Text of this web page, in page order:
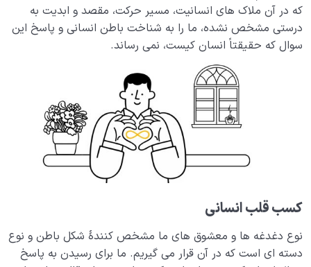
قساوت قلب چیست؛ چرا و چگونه قلب قسی می شود؟
راهکارهای اساسی برای درمان قساوت قلب؛ چگونه قلب مرده
را زنده کنیم؟
بررسی ویژگی 4 نوع قلب در حدیث پیامبر؛ معرفی انواع
مختلف قلب و روح انسانی
خطورات قلبی چیست، چگونه شکل می گیرند و چه نقشی در
نگاه ابدی و آمادگی برای آخرت
از خیال تا سلامت قلب 0/31
که در آن ملاک های انسانیت، مسیر حرکت، مقصد و ابدیت به
درستی مشخص نشده، ما را به شناخت باطن انسانی و پاسخ این
سوال که حقیقتاً انسان کیست، نمی رساند.
کسب قلب انسانی
نوع دغدغه ها و معشوق های ما مشخص کنندۀ شکل باطن و نوع
دسته ای است که در آن قرار می گیریم. ما برای رسیدن به پاسخ